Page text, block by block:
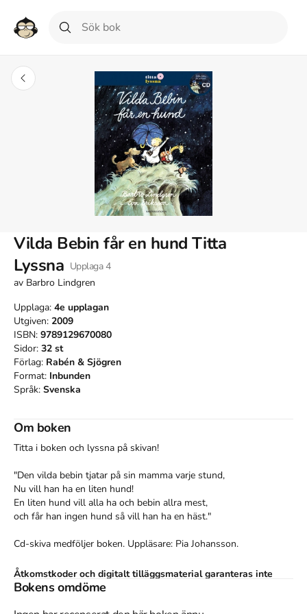
Vilda Bebin får en hund Titta
Lyssna Upplaga4
av Barbro Lindgren
Upplaga: 4e upplagan
Utgiven: 2009
ISBN: 9789129670080
Sidor: 32 st
Förlag: Rabén & Sjögren
Format: Inbunden
Språk: Svenska
Om boken
Titta i boken och lyssna på skivan!
"Den vilda bebin tjatar på sin mamma varje stund,
Nu vill han ha en liten hund!
En liten hund vill alla ha och bebin allra mest,
och får han ingen hund så vill han ha en häst."
Cd-skiva medföljer boken. Uppläsare: Pia Johansson.
Åtkomstkoder och digitalt tilläggsmaterial garanteras inte
med begagnade böcker
Bokens omdöme